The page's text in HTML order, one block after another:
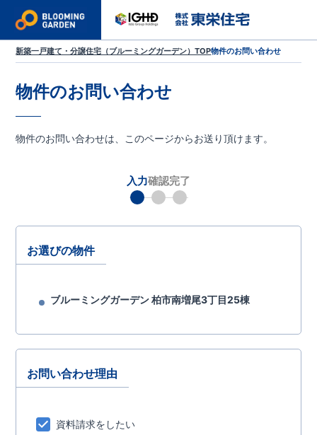
新築一戸建て・分譲住宅（ブルーミングガーデン）TOP物件のお問い合わせ
物件のお問い合わせ
物件のお問い合わせは、このページからお送り頂けます。
お選びの物件
ブルーミングガーデン 柏市南増尾3丁目25棟
お問い合わせ理由
資料請求をしたい
入力確認完了